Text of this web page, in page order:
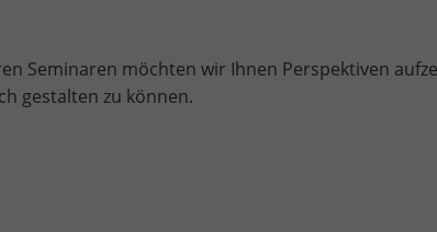
Seminaren möchten wir Ihnen Perspektiven
gestalten zu können.